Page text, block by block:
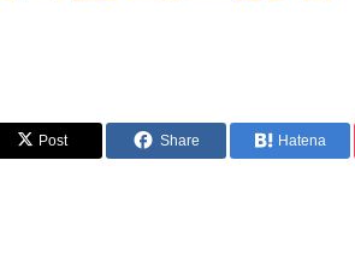
Post Share Hatena